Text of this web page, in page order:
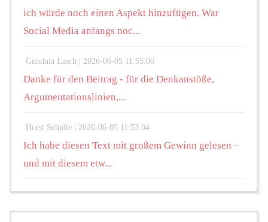
ich würde noch einen Aspekt hinzufügen. War
Social Media anfangs noc...
Gundula Lasch | 2026-06-05 11:55:06
Danke für den Beitrag - für die Denkanstöße,
Argumentationslinien,...
Horst Schulte | 2026-06-05 11:53:04
Ich habe diesen Text mit großem Gewinn gelesen –
und mit diesem etw...